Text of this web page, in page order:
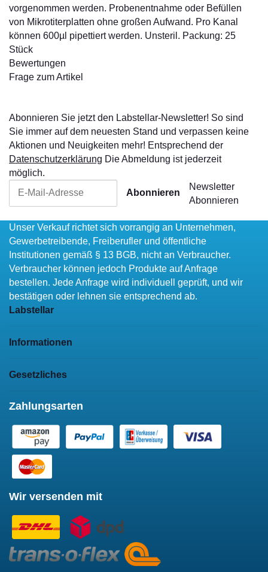
vorgenommen werden. Probenentnahme oder Befüllen
von Mikrotiterplatten ohne großen Aufwand. Pro Kanal
können 600µl pipettiert werden. Unsteril. Packung: 25
Stück
Bewertungen
Frage zum Artikel
Abonnieren Sie jetzt den Labstellar-Newsletter! So sind
Sie immer auf dem neuesten Stand und verpassen keine
Aktionen und Neuigkeiten mehr! Entsprechend der
Datenschutzerklärung Die Abmeldung ist jederzeit
möglich.
Abonnieren
Newsletter
Abonnieren
Unser Verkauf richtet sich vorrangig an Unternehmen,
Gewerbetreibende, Freiberufler und öffentliche
Institutionen gemäß § 13 BGB, nicht an Verbraucher.
Verbraucher können jedoch Produkte auf Anfrage
bestellen. Jede Anfrage wird individuell geprüft, und wir
bestätigen oder lehnen sie entsprechend ab.
Labstellar
Informationen
Gesetzliches
Zahlungsarten
Wir versenden mit